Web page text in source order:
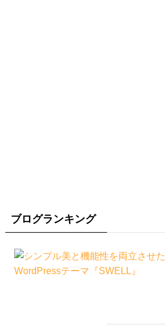
ブログランキング